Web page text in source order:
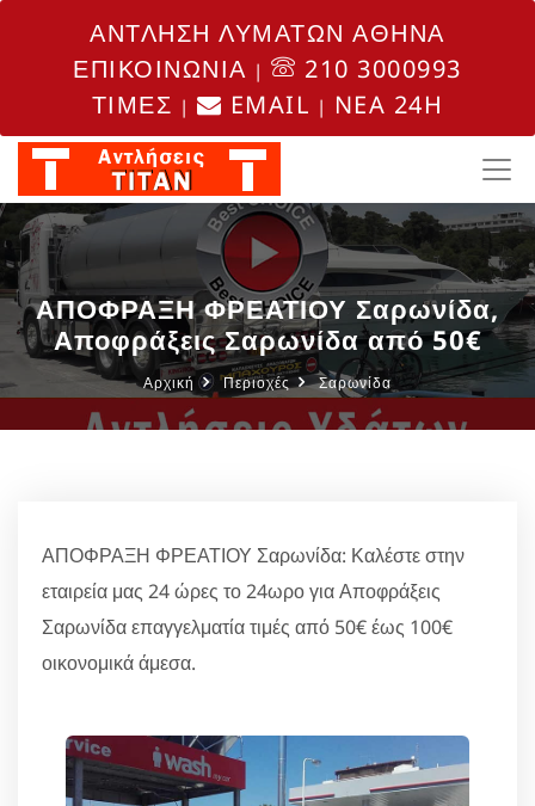
ΑΝΤΛΗΣΗ ΛΥΜΑΤΩΝ ΑΘΗΝΑ
ΕΠΙΚΟΙΝΩΝΙΑ |
210 3000993
ΤΙΜΕΣ | EMAIL | NEA 24H
ΑΠΟΦΡΑΞΗ ΦΡΕΑΤΙΟΥ Σαρωνίδα,
Αποφράξεις Σαρωνίδα από 50€
Αρχική Περιοχές Σαρωνίδα
ΑΠΟΦΡΑΞΗ ΦΡΕΑΤΙΟΥ Σαρωνίδα: Καλέστε στην
εταιρεία μας 24 ώρες το 24ωρο για Αποφράξεις
Σαρωνίδα επαγγελματία τιμές από 50€ έως 100€
οικονομικά άμεσα.